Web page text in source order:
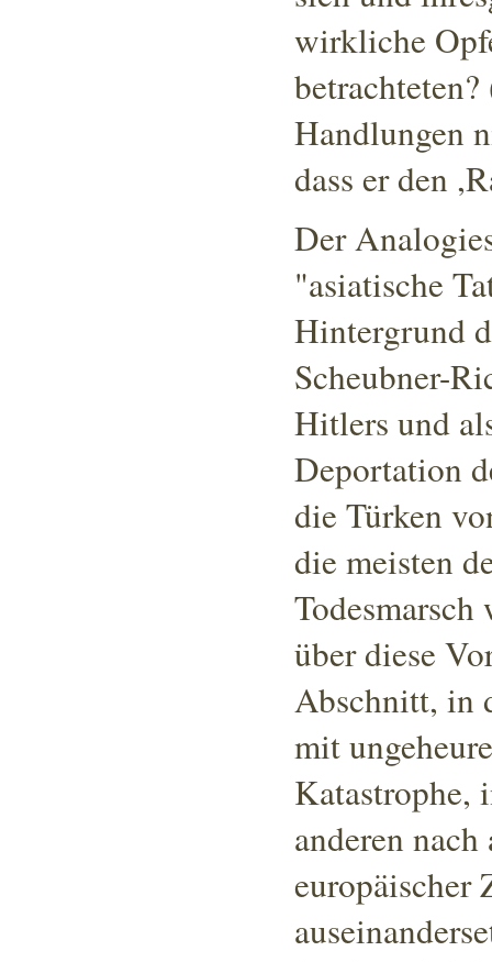
wirkliche
Handlungen
dass er den
Der
"asiatische
Hintergrund
Scheubner-
Hitlers und
Deportation
die Türken
die meisten
Todesmarsch
über diese
Abschnitt, in
mit
Katastrophe,
anderen